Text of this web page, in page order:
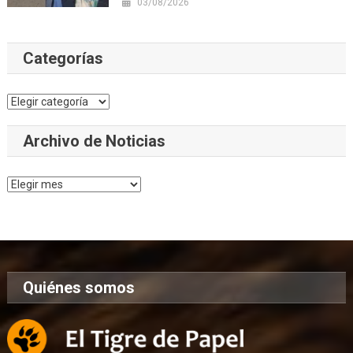
03/08/2026
Categorías
Categorías
Archivo de Noticias
Archivo
Quiénes somos